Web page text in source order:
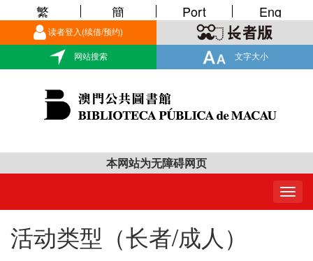
读者登入(续借/预约)
网站搜索 文字大小
繁 簡 Port Eng
本网站为无障碍网页
活动类型（长者/成人）